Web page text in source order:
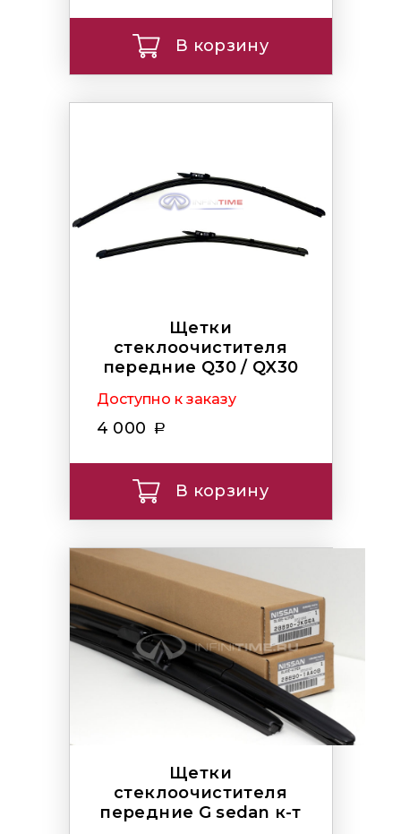
В корзину
Щетки
стеклоочистителя
передние Q30 / QX30
Доступно к заказу
4 000
В корзину
Щетки
стеклоочистителя
передние G sedan к-т